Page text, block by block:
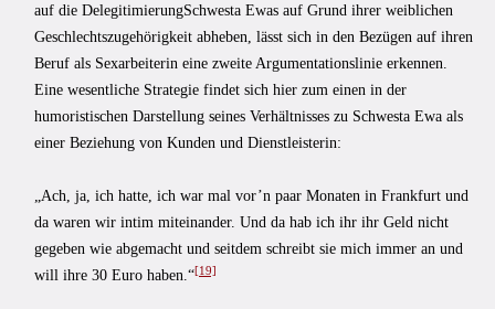
auf die DelegitimierungSchwesta Ewas auf Grund ihrer weiblichen
Geschlechtszugehörigkeit abheben, lässt sich in den Bezügen auf ihren
Beruf als Sexarbeiterin eine zweite Argumentationslinie erkennen.
Eine wesentliche Strategie findet sich hier zum einen in der
humoristischen Darstellung seines Verhältnisses zu Schwesta Ewa als
einer Beziehung von Kunden und Dienstleisterin:
„Ach, ja, ich hatte, ich war mal vor’n paar Monaten in Frankfurt und
da waren wir intim miteinander. Und da hab ich ihr ihr Geld nicht
gegeben wie abgemacht und seitdem schreibt sie mich immer an und
will ihre 30 Euro haben.“[19]